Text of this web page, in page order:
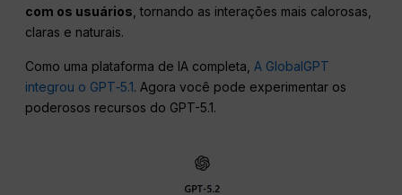
com os usuários, tornando as interações mais calorosas,
claras e naturais.
Como uma plataforma de IA completa,A GlobalGPT
integrou o GPT‑5.1. Agora você pode experimentar os
poderosos recursos do GPT-5.1.